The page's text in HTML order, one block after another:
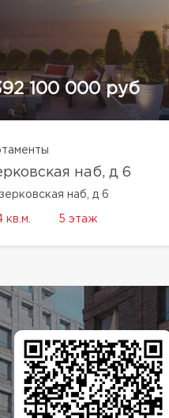
100 000 руб
наб, д 6
наб, д 6
кв.м. 5 этаж